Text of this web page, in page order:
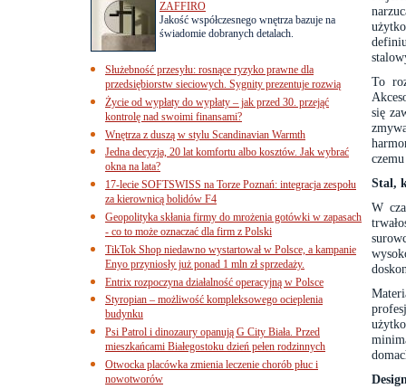
To
się
Stal,
W
ZAFFIRO
Jakość współczesnego wnętrza bazuje na
świadomie dobranych detalach.
Służebność przesyłu: rosnące ryzyko prawne dla
przedsiębiorstw sieciowych. Sygnity prezentuje rozwią
Życie od wypłaty do wypłaty – jak przed 30. przejąć
kontrolę nad swoimi finansami?
Wnętrza z duszą w stylu Scandinavian Warmth
Jedna decyzja, 20 lat komfortu albo kosztów. Jak wybrać
okna na lata?
17-lecie SOFTSWISS na Torze Poznań: integracja zespołu
za kierownicą bolidów F4
Geopolityka skłania firmy do mrożenia gotówki w zapasach
- co to może oznaczać dla firm z Polski
TikTok Shop niedawno wystartował w Polsce, a kampanie
Enyo przyniosły już ponad 1 mln zł sprzedaży.
Entrix rozpoczyna działalność operacyjną w Polsce
Styropian – możliwość kompleksowego ocieplenia
budynku
Psi Patrol i dinozaury opanują G City Biała. Przed
mieszkańcami Białegostoku dzień pełen rodzinnych
Otwocka placówka zmienia leczenie chorób płuc i
nowotworów